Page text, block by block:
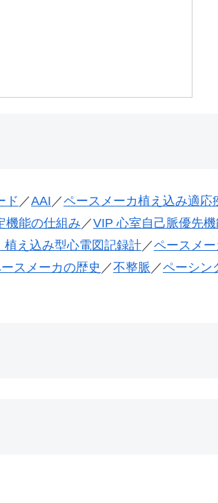
ド ／AAI ／ペースメーカ植え込み適応
機能の仕組み ／VIP 心室自己脈優先
え込み型心電図記録計／ペースメー
スメーカの歴史 ／不整脈 ／ペーシン